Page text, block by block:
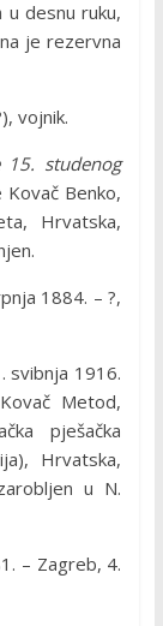
desnu ruku,
je rezervna
vojnik.
studenog
Benko,
Hrvatska,
1884. – ?,
svibnja 1916.
Metod,
pješačka
Hrvatska,
u N.
– Zagreb, 4.